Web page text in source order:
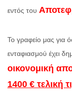
εντός του
Το γραφείο μας για
ενταφιασμού έχει
οικονομική
1400 € τελική